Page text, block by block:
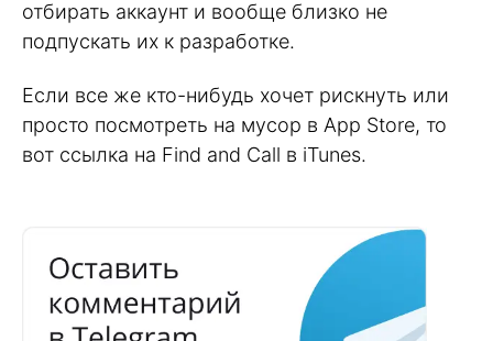
отбирать аккаунт и вообще близко не
подпускать их к разработке.
Если все же кто-нибудь хочет рискнуть или
просто посмотреть на мусор в App Store, то
вот ссылка на Find and Call в iTunes.